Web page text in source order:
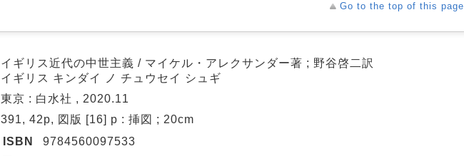
Go to the top of this page
イギリス近代の中世主義 / マイケル・アレクサンダー著 ; 野谷啓二訳
イギリス キンダイ ノ チュウセイ シュギ
東京 : 白水社 , 2020.11
391, 42p, 図版 [16] p : 挿図 ; 20cm
ISBN
9784560097533